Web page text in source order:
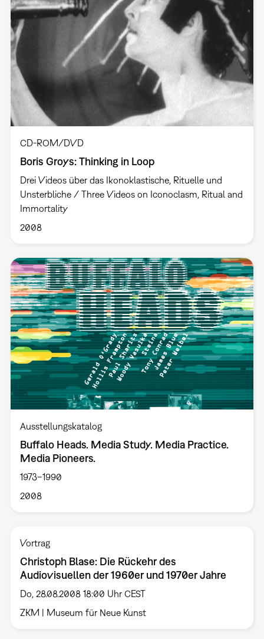
CD-ROM/DVD
Boris Groys: Thinking in Loop
Drei Videos über das Ikonoklastische, Rituelle und
Unsterbliche / Three Videos on Iconoclasm, Ritual and
Immortality
2008
Ausstellungskatalog
Buffalo Heads. Media Study. Media Practice.
Media Pioneers.
1973–1990
2008
Vortrag
Christoph Blase: Die Rückehr des
Audiovisuellen der 1960er und 1970er Jahre
Do, 28.08.2008 18:00 Uhr CEST
ZKM | Museum für Neue Kunst